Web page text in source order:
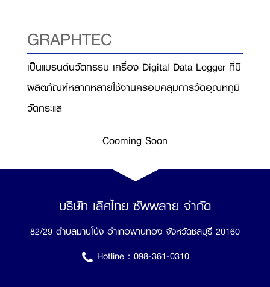
GRAPHTEC
เป็นแบรนด์นวัตกรรม เครื่อง Digital Data Logger ที่มี
ผลิตภัณฑ์หลากหลายใช้งานครอบคลุมการวัดอุณหภูมิ
วัดกระแส
Cooming Soon
บริษัท เลิศไทย ซัพพลาย จำกัด
82/29 ตำบลมาบโป่ง อำเภอพานทอง จังหวัดชลบุรี 20160
Hotline : 098-361-0310